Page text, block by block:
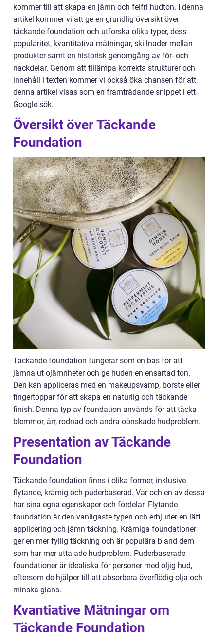
kommer till att skapa en jämn och felfri hudton. I denna
artikel kommer vi att ge en grundlig översikt över
täckande foundation och utforska olika typer, dess
popularitet, kvantitativa mätningar, skillnader mellan
produkter samt en historisk genomgång av för- och
nackdelar. Genom att tillämpa korrekta strukturer och
innehåll i texten kommer vi också öka chansen för att
denna artikel visas som en framträdande snippet i ett
Google-sök.
Översikt över Täckande
Foundation
Täckande foundation fungerar som en bas för att
jämna ut ojämnheter och ge huden en ensartad ton.
Den kan appliceras med en makeupsvamp, borste eller
fingertoppar för att skapa en naturlig och täckande
finish. Denna typ av foundation används för att täcka
blemmor, ärr, rodnad och andra oönskade hudproblem.
Presentation av Täckande
Foundation
Täckande foundation finns i olika former, inklusive
flytande, krämig och puderbaserad. Var och en av dessa
har sina egna egenskaper och fördelar. Flytande
foundation är den vanligaste typen och erbjuder en lätt
applicering och jämn täckning. Krämiga foundationer
ger en mer fyllig täckning och är populära bland dem
som har mer uttalade hudproblem. Puderbaserade
foundationer är idealiska för personer med oljig hud,
eftersom de hjälper till att absorbera överflödig olja och
minska glans.
Kvantiative Mätningar om
Täckande Foundation